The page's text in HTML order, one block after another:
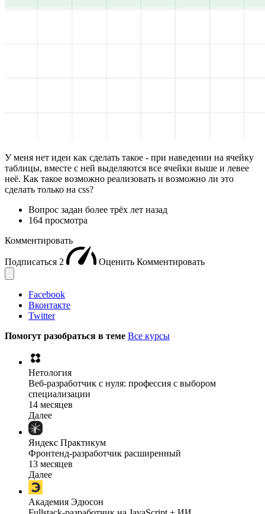
У меня нет идеи как сделать такое - при наведении на ячейку
таблицы, вместе с ней выделяются все ячейки выше и левее
неё. Как такое возможно реализовать и возможно ли это
сделать только на css?
Вопрос задан более трёх лет назад
164 просмотра
Комментировать
Подписаться 2 Оценить Комментировать
Facebook
Вконтакте
Twitter
Помогут разобраться в теме Все курсы
Нетология
Веб-разработчик с нуля: профессия с выбором
специализации
14 месяцев
Далее
Яндекс Практикум
Фронтенд-разработчик расширенный
13 месяцев
Далее
Академия Эдюсон